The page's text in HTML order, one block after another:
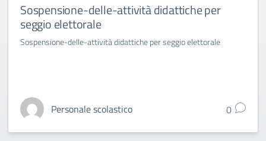
Sospensione-delle-attività didattiche per
seggio elettorale
Sospensione-delle-attività didattiche per seggio elettorale
Personale scolastico 0